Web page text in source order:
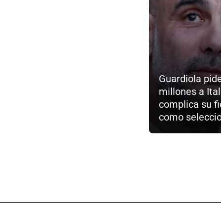
Guardiola
millones a
complica su
como